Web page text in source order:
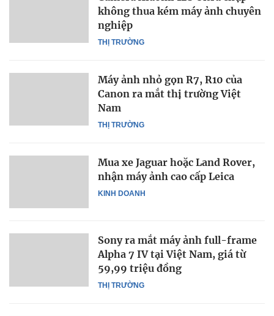
THỊ TRƯỜNG
không thua kém máy ảnh chuyên
nghiệp
THỊ TRƯỜNG
Máy ảnh nhỏ gọn R7, R10 của
Canon ra mắt thị trường Việt
Nam
KINH DOANH
Mua xe Jaguar hoặc Land Rover,
nhận máy ảnh cao cấp Leica
THỊ TRƯỜNG
Sony ra mắt máy ảnh full-frame
Alpha 7 IV tại Việt Nam, giá từ
59,99 triệu đồng